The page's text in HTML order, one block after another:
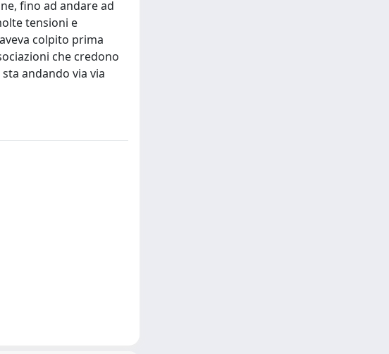
fino ad andare ad
tensioni e
colpito prima
che credono
andando via via